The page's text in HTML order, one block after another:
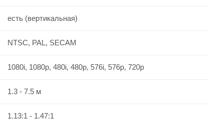
есть (вертикальная)
NTSC, PAL, SECAM
1080i, 1080p, 480i, 480p, 576i, 576p, 720p
1.3 - 7.5 м
1.13:1 - 1.47:1